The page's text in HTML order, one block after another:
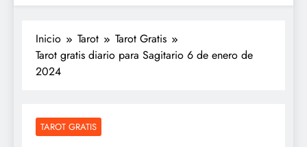
Inicio Tarot
Tarot Gratis
Tarot gratis diario para Sagitario 6 de enero de
2024
TAROT GRATIS